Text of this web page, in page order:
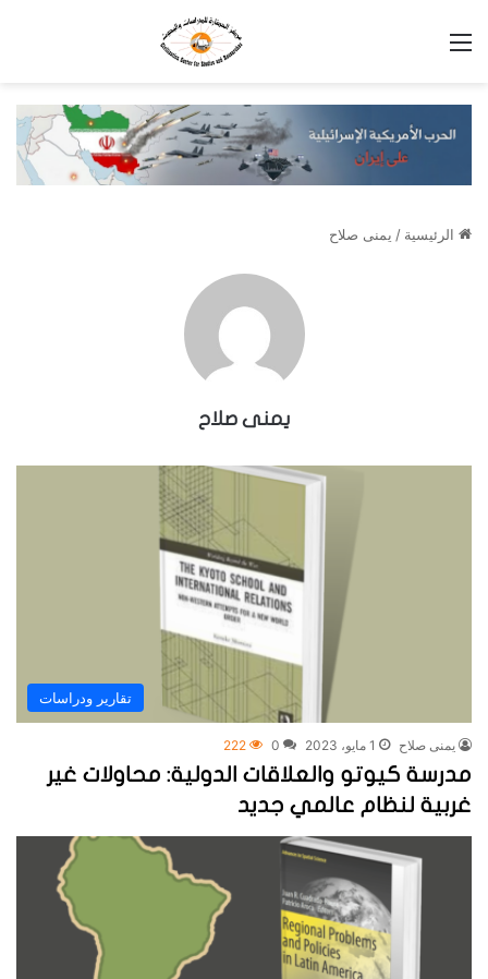
الرئيسية / يمنى صلاح
يمنى صلاح
تقارير ودراسات
يمنى صلاح 1 مايو، 2023 0
222
مدرسة كيوتو والعلاقات الدولية: محاولات غير
غربية لنظام عالمي جديد